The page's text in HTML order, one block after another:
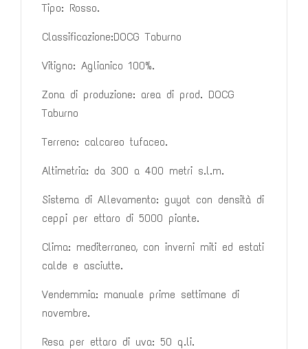
Tipo: Rosso.
Classificazione:DOCG Taburno
Vitigno: Aglianico 100%.
Zona di produzione: area di prod. DOCG
Taburno
Terreno: calcareo tufaceo.
Altimetria: da 300 a 400 metri s.l.m.
Sistema di Allevamento: guyot con densità di
ceppi per ettaro di 5000 piante.
Clima: mediterraneo, con inverni miti ed estati
calde e asciutte.
Vendemmia: manuale prime settimane di
novembre.
Resa per ettaro di uva: 50 q.li.